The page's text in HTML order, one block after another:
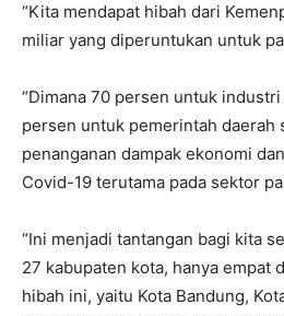
“Kita mendapat hibah dari
miliar yang diperuntukan untuk
“Dimana 70 persen untuk
persen untuk pemerintah daerah
penanganan dampak ekonomi
Covid-19 terutama pada sektor
“Ini menjadi tantangan bagi kita
27 kabupaten kota, hanya empat
hibah ini, yaitu Kota Bandung,